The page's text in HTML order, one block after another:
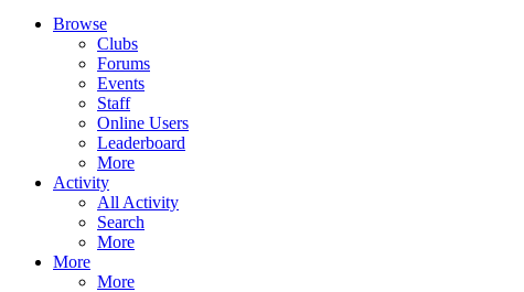
Browse
Clubs
Forums
Events
Staff
Online Users
Leaderboard
More
Activity
All Activity
Search
More
More
More